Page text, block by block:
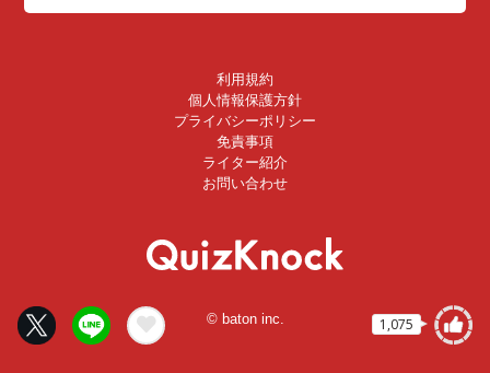
1,075
利用規約
個人情報保護方針
プライバシーポリシー
免責事項
ライター紹介
お問い合わせ
© baton inc.